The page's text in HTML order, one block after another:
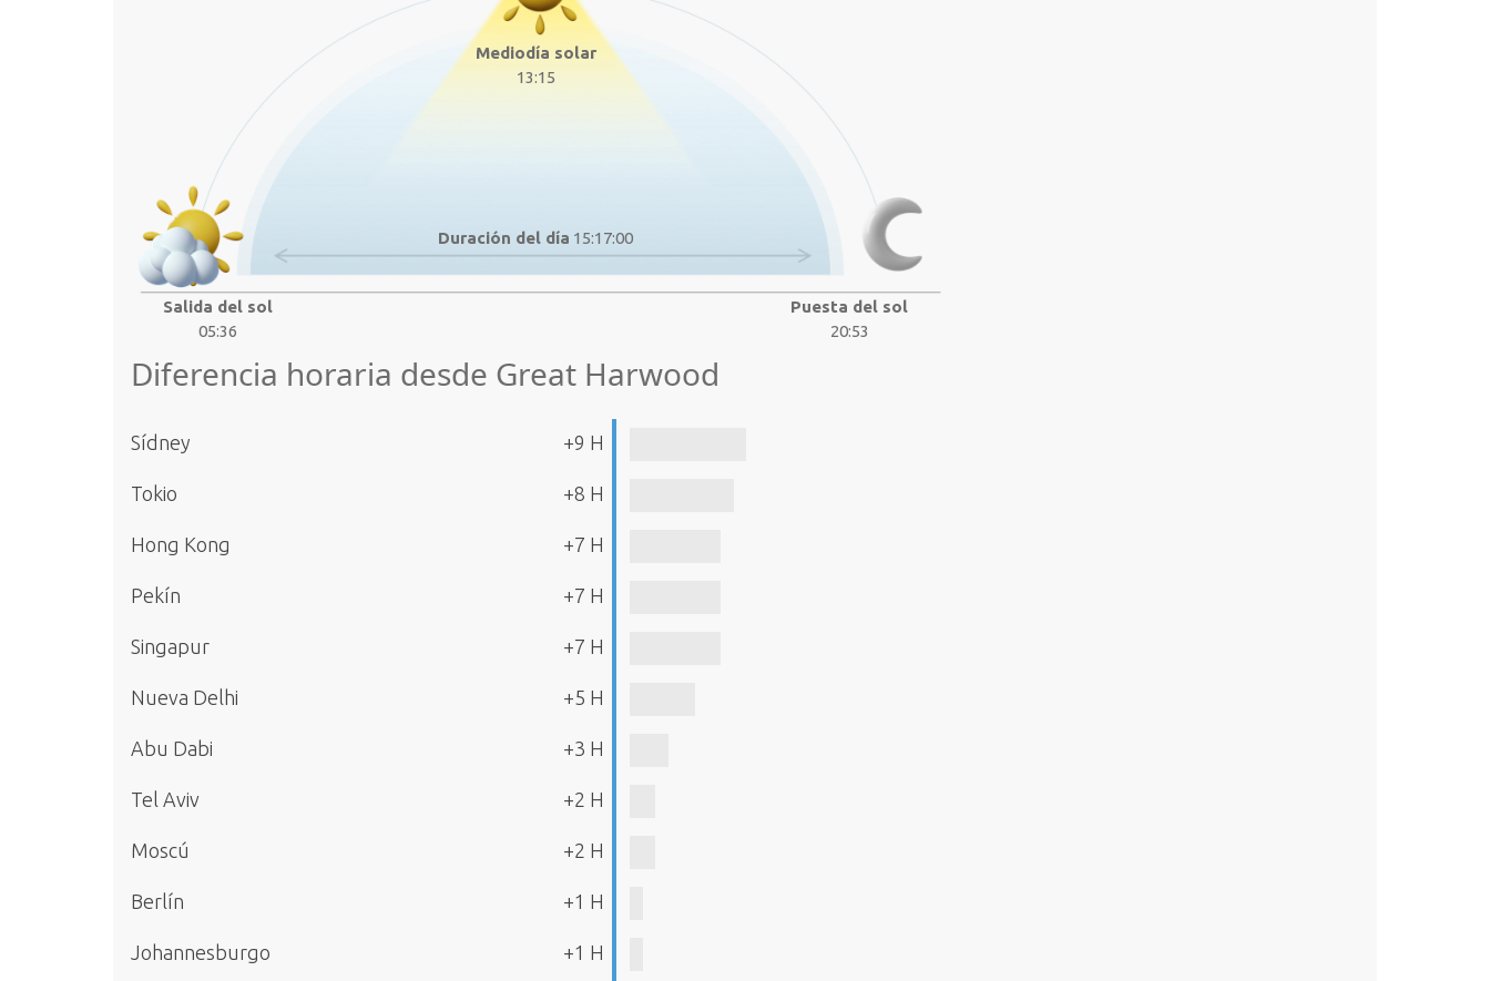
Mediodía solar
13:15
Duración del día 15:17:00
Salida del sol
05:36
Puesta del sol
20:53
Diferencia horaria desde Great Harwood
Sídney +9 H
Tokio +8 H
Hong Kong +7 H
Pekín +7 H
Singapur +7 H
Nueva Delhi +5 H
Abu Dabi +3 H
Tel Aviv +2 H
Moscú +2 H
Berlín +1 H
Johannesburgo +1 H